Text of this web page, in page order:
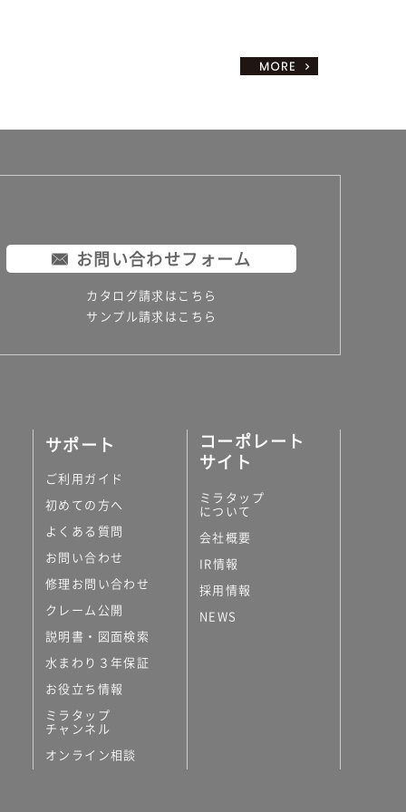
お問い合わせフォーム
カタログ請求はこちら
サンプル請求はこちら
サポート
ご利用ガイド
初めての方へ
よくある質問
お問い合わせ
修理お問い合わせ
クレーム公開
説明書・図面検索
水まわり３年保証
お役立ち情報
ミラタップ
チャンネル
オンライン相談
コーポレート
サイト
ミラタップ
について
会社概要
IR情報
採用情報
NEWS